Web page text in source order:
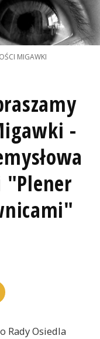
MIGAWKI
-
"Plener
Rady Osiedla